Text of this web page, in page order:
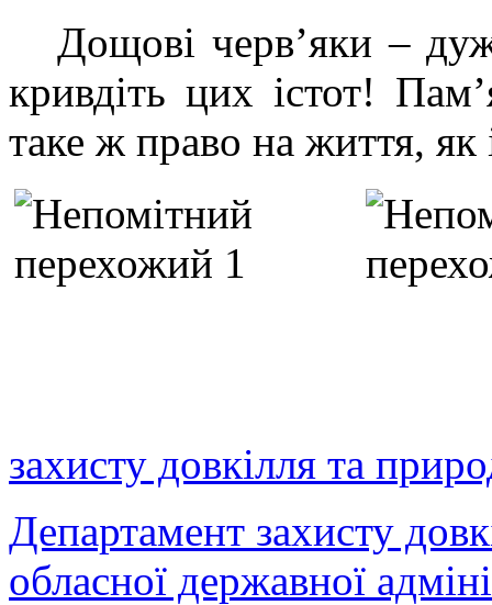
Дощові черв’яки –
кривдіть цих істот!
таке ж право на життя, як
захисту довкілля та
Департамент захисту
обласної державної